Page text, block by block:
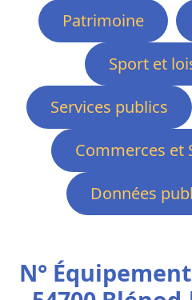
Patrimoine
Sport et
Services publics
Commerces et
Données
N°